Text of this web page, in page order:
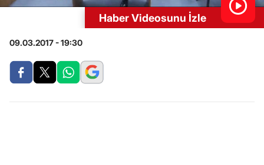
Haber Videosunu İzle
09.03.2017 - 19:30